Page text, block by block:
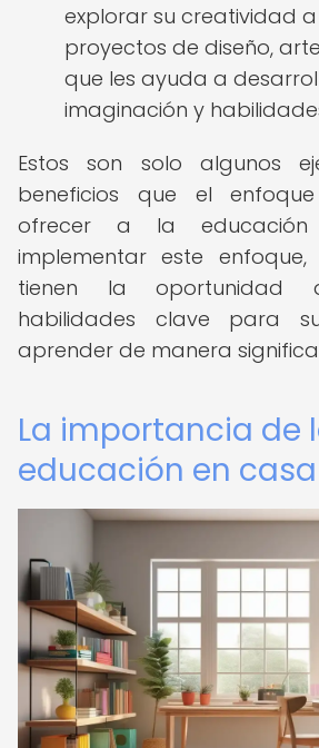
explorar su creatividad
proyectos de diseño,
que les ayuda a
imaginación y
Estos son solo algunos
beneficios que el enfoque
ofrecer a la
implementar este enfoque,
tienen la oportunidad
habilidades clave para
aprender de manera
La importancia de
educación en casa